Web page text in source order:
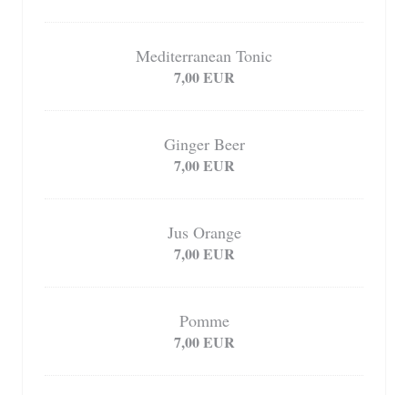
Mediterranean Tonic
7,00 EUR
Ginger Beer
7,00 EUR
Jus Orange
7,00 EUR
Pomme
7,00 EUR